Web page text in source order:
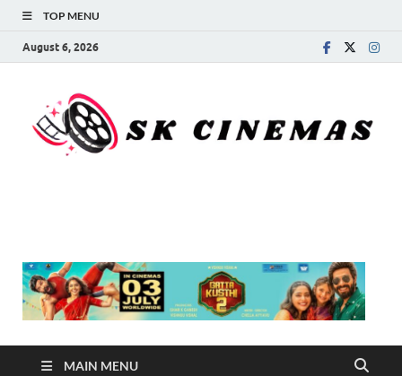
TOP MENU
August 6, 2026
MAIN MENU